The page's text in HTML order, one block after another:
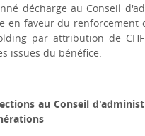
décharge au Conseil
en faveur du renforcement
par attribution de
issues du bénéfice.
au Conseil